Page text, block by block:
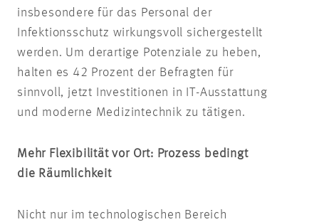
insbesondere für das Personal der
Infektionsschutz wirkungsvoll sichergestellt
werden. Um derartige Potenziale zu heben,
halten es 42 Prozent der Befragten für
sinnvoll, jetzt Investitionen in IT-Ausstattung
und moderne Medizintechnik zu tätigen.
Mehr Flexibilität vor Ort: Prozess bedingt
die Räumlichkeit
Nicht nur im technologischen Bereich